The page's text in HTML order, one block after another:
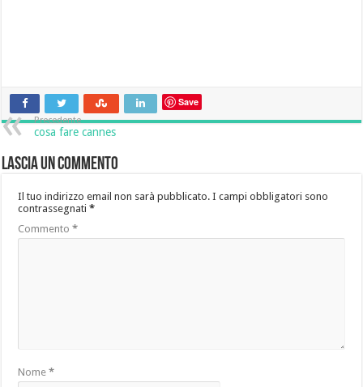
Save
Precedente
cosa fare cannes
Lascia un commento
Il tuo indirizzo email non sarà pubblicato. I campi obbligatori sono
contrassegnati*
Commento*
Nome*